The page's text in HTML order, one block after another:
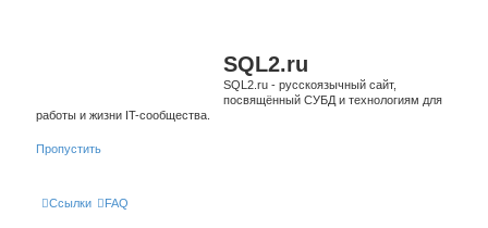
SQL2.ru
SQL2.ru - русскоязычный сайт,
посвящённый СУБД и технологиям для
работы и жизни IT-сообщества.
Пропустить
Ссылки FAQ